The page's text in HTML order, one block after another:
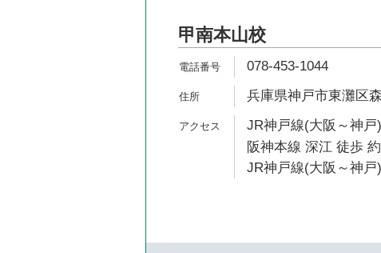
甲南本山校
078-453-1044
兵庫県神戸市東灘区
JR神戸線(大阪～神
阪神本線 深江 徒歩
JR神戸線(大阪～神